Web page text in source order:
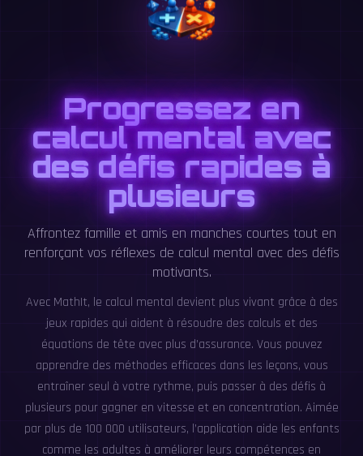
Progressez en
calcul mental avec
des défis rapides à
plusieurs
Affrontez famille et amis en manches courtes tout en
renforçant vos réflexes de calcul mental avec des défis
motivants.
Avec MathIt, le calcul mental devient plus vivant grâce à des
jeux rapides qui aident à résoudre des calculs et des
équations de tête avec plus d’assurance. Vous pouvez
apprendre des méthodes efficaces dans les leçons, vous
entraîner seul à votre rythme, puis passer à des défis à
plusieurs pour gagner en vitesse et en concentration. Aimée
par plus de 100 000 utilisateurs, l’application aide les enfants
comme les adultes à améliorer leurs compétences en